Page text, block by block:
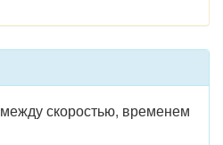
между скоростью, временем